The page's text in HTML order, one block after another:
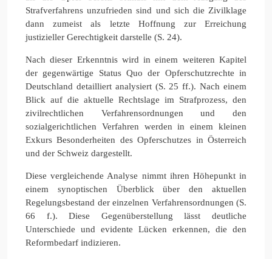
Strafverfahrens unzufrieden sind und sich die Zivilklage
dann zumeist als letzte Hoffnung zur Erreichung
justizieller Gerechtigkeit darstelle (S. 24).
Nach dieser Erkenntnis wird in einem weiteren Kapitel
der gegenwärtige Status Quo der Opferschutzrechte in
Deutschland detailliert analysiert (S. 25 ff.). Nach einem
Blick auf die aktuelle Rechtslage im Strafprozess, den
zivilrechtlichen Verfahrensordnungen und den
sozialgerichtlichen Verfahren werden in einem kleinen
Exkurs Besonderheiten des Opferschutzes in Österreich
und der Schweiz dargestellt.
Diese vergleichende Analyse nimmt ihren Höhepunkt in
einem synoptischen Überblick über den aktuellen
Regelungsbestand der einzelnen Verfahrensordnungen (S.
66 f.). Diese Gegenüberstellung lässt deutliche
Unterschiede und evidente Lücken erkennen, die den
Reformbedarf indizieren.